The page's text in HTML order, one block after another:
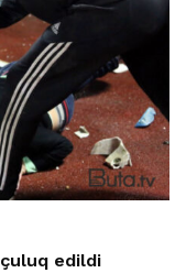
edildi